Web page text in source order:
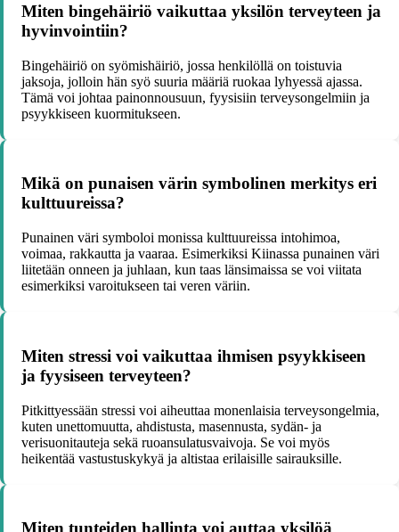
Miten bingehäiriö vaikuttaa yksilön terveyteen ja
hyvinvointiin?
Bingehäiriö on syömishäiriö, jossa henkilöllä on toistuvia
jaksoja, jolloin hän syö suuria määriä ruokaa lyhyessä ajassa.
Tämä voi johtaa painonnousuun, fyysisiin terveysongelmiin ja
psyykkiseen kuormitukseen.
Mikä on punaisen värin symbolinen merkitys eri
kulttuureissa?
Punainen väri symboloi monissa kulttuureissa intohimoa,
voimaa, rakkautta ja vaaraa. Esimerkiksi Kiinassa punainen väri
liitetään onneen ja juhlaan, kun taas länsimaissa se voi viitata
esimerkiksi varoitukseen tai veren väriin.
Miten stressi voi vaikuttaa ihmisen psyykkiseen
ja fyysiseen terveyteen?
Pitkittyessään stressi voi aiheuttaa monenlaisia terveysongelmia,
kuten unettomuutta, ahdistusta, masennusta, sydän- ja
verisuonitauteja sekä ruoansulatusvaivoja. Se voi myös
heikentää vastustuskykyä ja altistaa erilaisille sairauksille.
Miten tunteiden hallinta voi auttaa yksilöä